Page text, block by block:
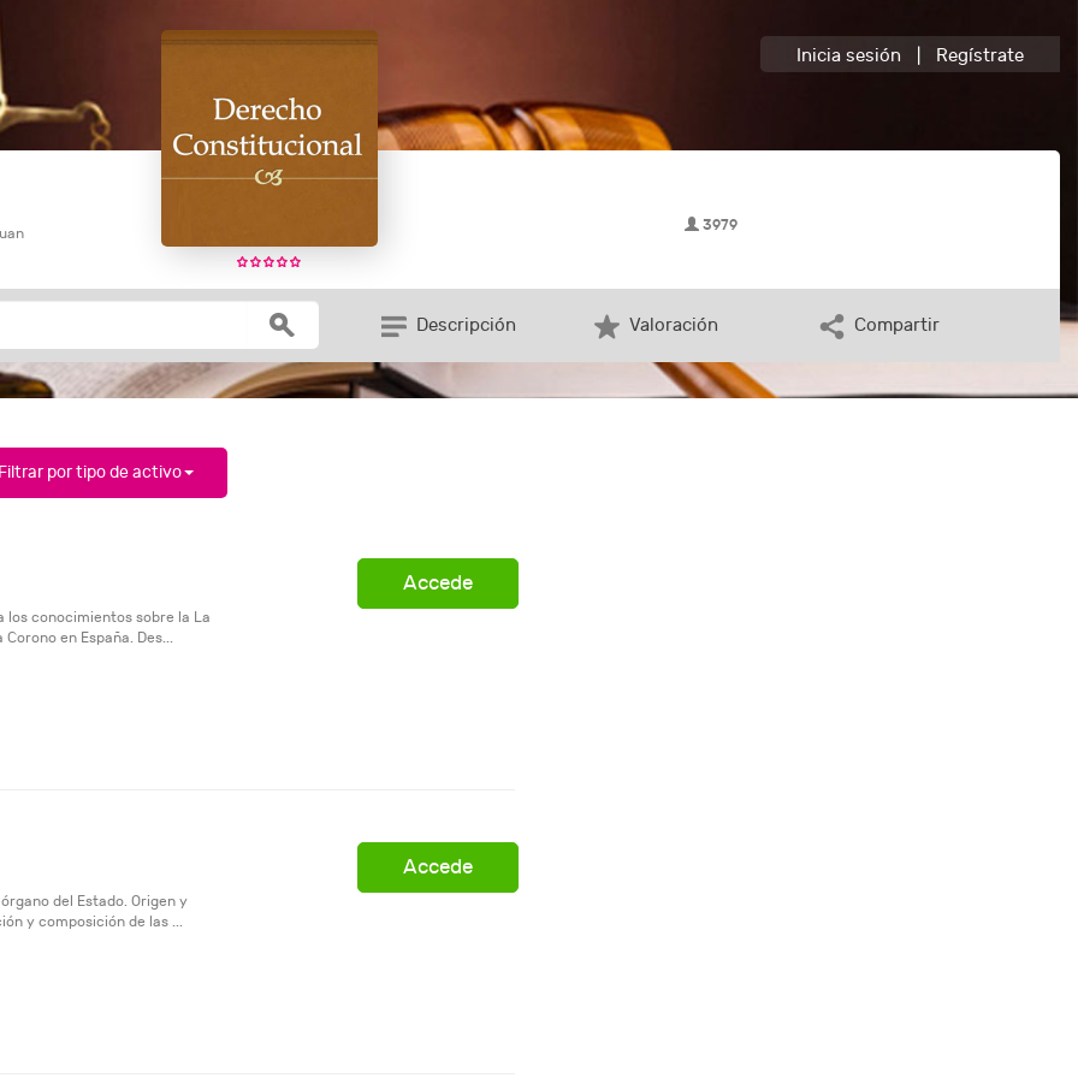
Inicia sesión Regístrate
3979
Descripción Valoración Compartir
por tipo de activo
conocimientos sobre la La
en España. Des...
Accede
del Estado. Origen y
y composición de las ...
Accede